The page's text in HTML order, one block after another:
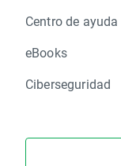
Centro de ayuda
eBooks
Ciberseguridad